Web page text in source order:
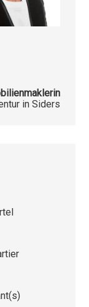
in Siders